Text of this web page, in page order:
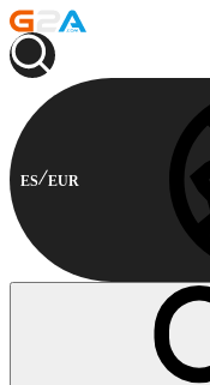
ES EUR